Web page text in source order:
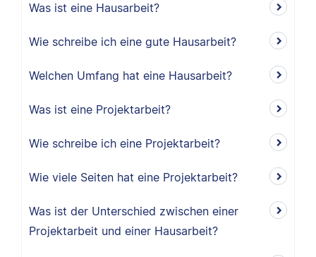
Was ist eine Hausarbeit?
Wie schreibe ich eine gute Hausarbeit?
Welchen Umfang hat eine Hausarbeit?
Was ist eine Projektarbeit?
Wie schreibe ich eine Projektarbeit?
Wie viele Seiten hat eine Projektarbeit?
Was ist der Unterschied zwischen einer
Projektarbeit und einer Hausarbeit?